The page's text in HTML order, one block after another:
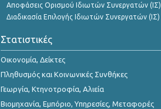
Μαΐου 2023
Απριλίου 2023
Μαρτίου 2023
Φεβρουαρίου 2023
Αποφάσεις Ορισμού Ιδιωτών Συνεργατών (ΙΣ)
Διαδικασία Επιλογής Ιδιωτών Συνεργατών (ΙΣ)
Στατιστικές
Οικονομία, Δείκτες
Πληθυσμός και Κοινωνικές Συνθήκες
Γεωργία, Κτηνοτροφία, Αλιεία
Βιομηχανία, Εμπόριο, Υπηρεσίες, Μεταφορές